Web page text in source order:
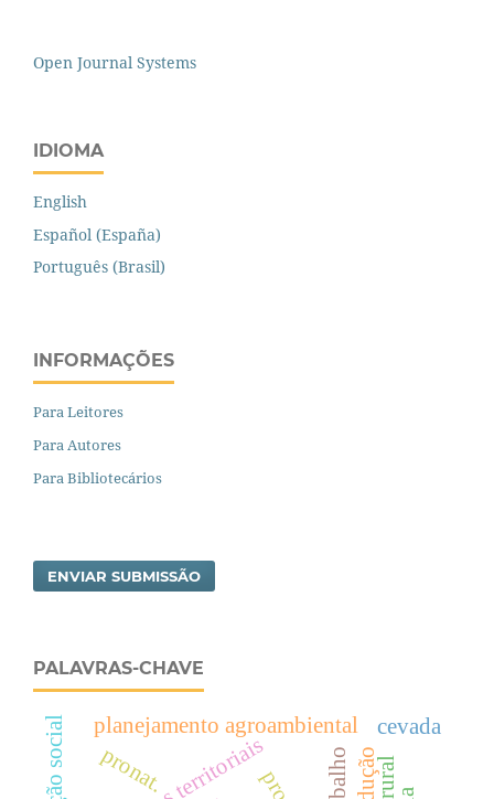
Open Journal Systems
IDIOMA
English
Español (España)
Português (Brasil)
INFORMAÇÕES
Para Leitores
Para Autores
Para Bibliotecários
ENVIAR SUBMISSÃO
PALAVRAS-CHAVE
planejamento agroambiental
pronat.
cevada